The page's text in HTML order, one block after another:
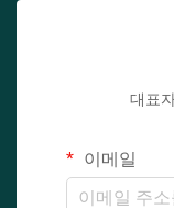
대표
이메일